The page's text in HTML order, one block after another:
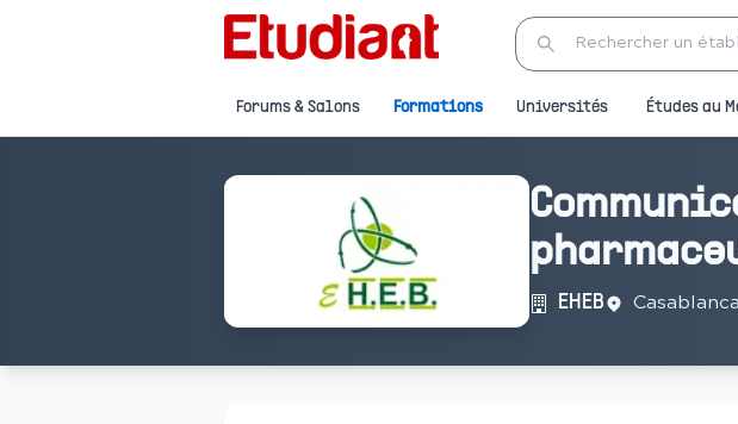
Forums & Salons Formations Universités Études au
EHEB Casablanca